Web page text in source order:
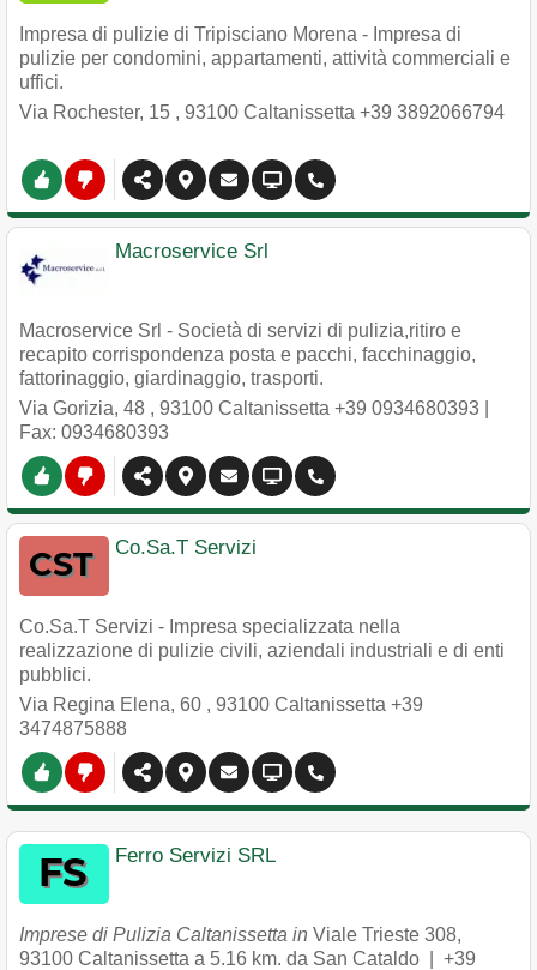
Impresa di pulizie di Tripisciano Morena - Impresa di
pulizie per condomini, appartamenti, attività commerciali e
uffici.
Via Rochester, 15 , 93100 Caltanissetta +39 3892066794
Macroservice Srl
Macroservice Srl - Società di servizi di pulizia,ritiro e
recapito corrispondenza posta e pacchi, facchinaggio,
fattorinaggio, giardinaggio, trasporti.
Via Gorizia, 48 , 93100 Caltanissetta +39 0934680393
Fax: 0934680393
Co.Sa.T Servizi
Co.Sa.T Servizi - Impresa specializzata nella
realizzazione di pulizie civili, aziendali industriali e di enti
pubblici.
Via Regina Elena, 60 , 93100 Caltanissetta +39
3474875888
Ferro Servizi SRL
Imprese di Pulizia Caltanissetta in Viale Trieste 308,
93100 Caltanissetta a 5.16 km. da San Cataldo | +39